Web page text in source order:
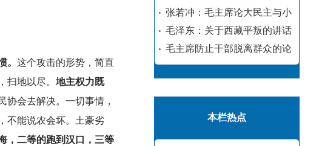
。 这个攻击的形势，简直
扫地以尽。 地主权力既
协会去解决。一切事情，
不能说农会坏。土豪劣
，二等的跑到汉口，三等
张若冲：毛主席论大民主与小
毛泽东：关于西藏平叛的讲话
毛主席防止干部脱离群众的论
本栏热点